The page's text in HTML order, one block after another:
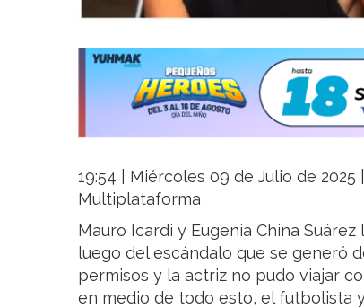
19:54 | Miércoles 09 de Julio de 2025
Multiplataforma
Mauro Icardi y Eugenia China
luego del escándalo que se generó
permisos y la actriz no pudo viajar
en medio de todo esto, el futbolista